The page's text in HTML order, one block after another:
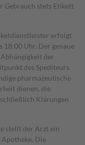
Gebrauch stets Etikett
erfolgt
18:00 Uhr. Der genaue
der
des Spediteurs
pharmazeutische
dienen, die
Klärungen
stellt der Arzt ein
Apotheke. Die